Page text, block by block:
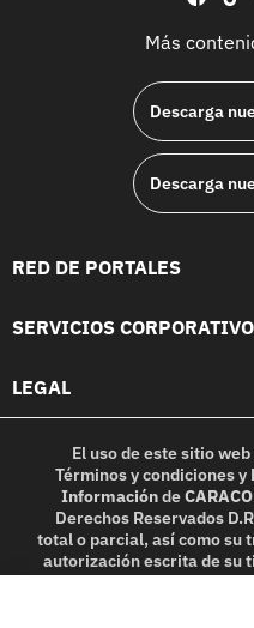
Más
Descarga
Descarga
RED DE PORTALES
SERVICIOS
LEGAL
El uso de este sitio
Términos y condicionesy
Informaciónde
Derechos Reservados
total o parcial, así como su
autorización escrita de su
in part, or translation